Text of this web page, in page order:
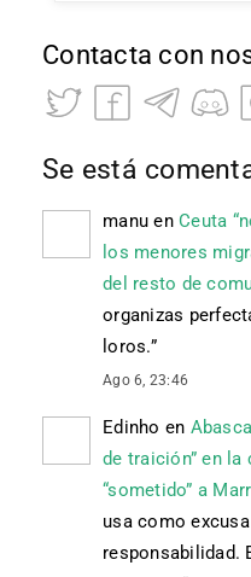
Contacta con
Se está
manu en Ceuta
los menores
del resto de
organizas
loros.”
Ago 6, 23:46
Edinho en
de traición” en la
“sometido” a
usa como
responsabilidad.